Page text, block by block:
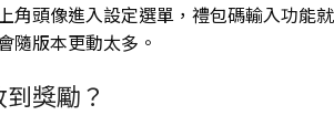
角頭像進入設定選單，禮包碼輸入功能就
隨版本更動太多。
獎勵？